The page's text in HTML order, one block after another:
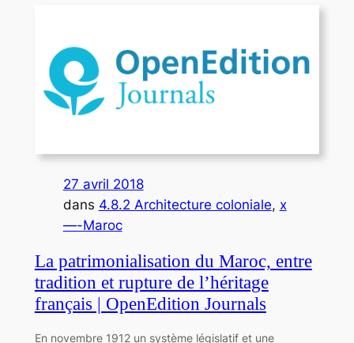
27 avril 2018
dans 4.8.2 Architecture coloniale, x
—-Maroc
La patrimonialisation du Maroc, entre
tradition et rupture de l’héritage
français | OpenEdition Journals
En novembre 1912 un système législatif et une